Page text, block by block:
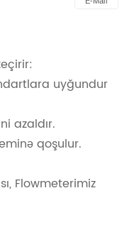
uyğundur
azaldır.
qoşulur.
Flowmeterimiz